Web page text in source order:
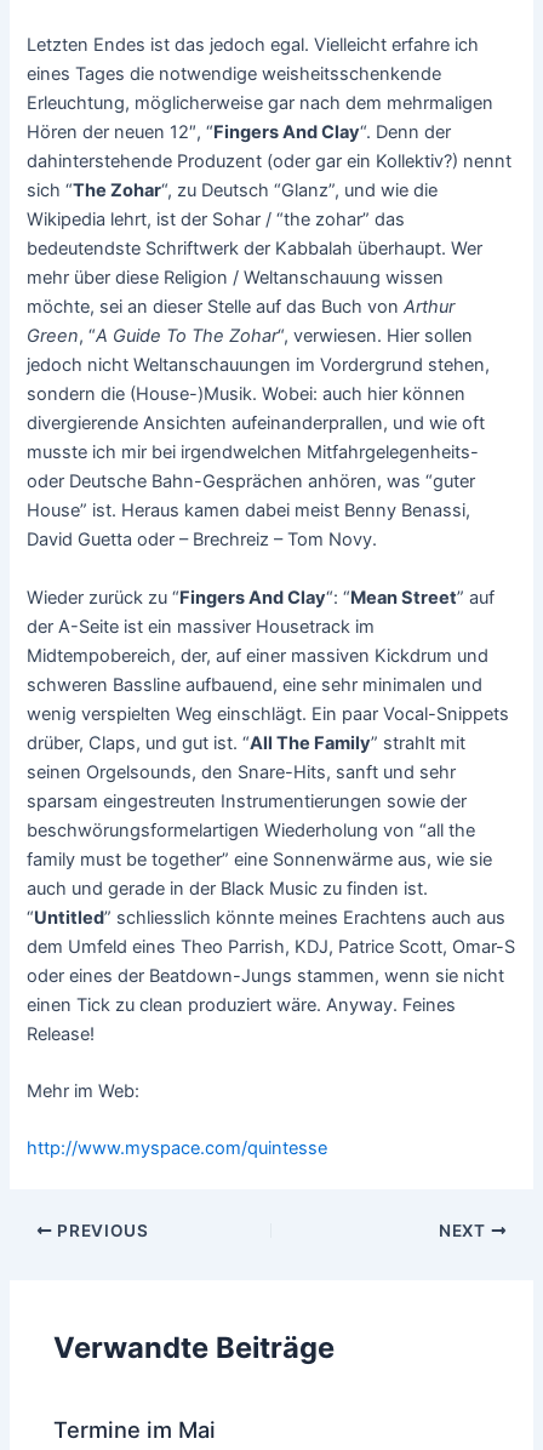
Letzten Endes ist das jedoch egal. Vielleicht erfahre ich
eines Tages die notwendige weisheitsschenkende
Erleuchtung, möglicherweise gar nach dem mehrmaligen
Hören der neuen 12″, “Fingers And Clay“. Denn der
dahinterstehende Produzent (oder gar ein Kollektiv?) nennt
sich “The Zohar“, zu Deutsch “Glanz”, und wie die
Wikipedia lehrt, ist der Sohar / “the zohar” das
bedeutendste Schriftwerk der Kabbalah überhaupt. Wer
mehr über diese Religion / Weltanschauung wissen
möchte, sei an dieser Stelle auf das Buch vonArthur
Green, “A Guide To The Zohar“, verwiesen. Hier sollen
jedoch nicht Weltanschauungen im Vordergrund stehen,
sondern die (House-)Musik. Wobei: auch hier können
divergierende Ansichten aufeinanderprallen, und wie oft
musste ich mir bei irgendwelchen Mitfahrgelegenheits-
oder Deutsche Bahn-Gesprächen anhören, was “guter
House” ist. Heraus kamen dabei meist Benny Benassi,
David Guetta oder – Brechreiz – Tom Novy.
Wieder zurück zu “Fingers And Clay“: “Mean Street” auf
der A-Seite ist ein massiver Housetrack im
Midtempobereich, der, auf einer massiven Kickdrum und
schweren Bassline aufbauend, eine sehr minimalen und
wenig verspielten Weg einschlägt. Ein paar Vocal-Snippets
drüber, Claps, und gut ist. “All The Family” strahlt mit
seinen Orgelsounds, den Snare-Hits, sanft und sehr
sparsam eingestreuten Instrumentierungen sowie der
beschwörungsformelartigen Wiederholung von “all the
family must be together” eine Sonnenwärme aus, wie sie
auch und gerade in der Black Music zu finden ist.
“Untitled” schliesslich könnte meines Erachtens auch aus
dem Umfeld eines Theo Parrish, KDJ, Patrice Scott, Omar-S
oder eines der Beatdown-Jungs stammen, wenn sie nicht
einen Tick zu clean produziert wäre. Anyway. Feines
Release!
Mehr im Web:
http://www.myspace.com/quintesse
Post
PREVIOUS NEXT
Verwandte Beiträge
Termine im Mai